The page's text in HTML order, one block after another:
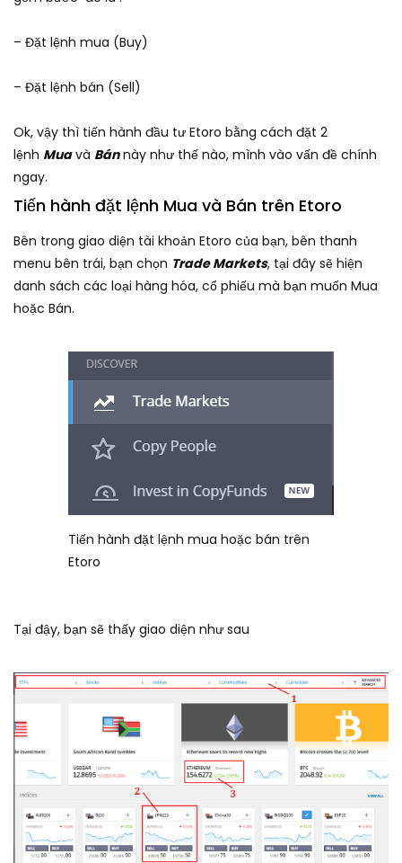
– Đặt lệnh mua (Buy)
– Đặt lệnh bán (Sell)
Ok, vậy thì tiến hành đầu tư Etoro bằng cách đặt 2
lệnh Mua và Bán này như thế nào, mình vào vấn đề chính
ngay.
Tiến hành đặt lệnh Mua và Bán trên Etoro
Bên trong giao diện tài khoản Etoro của bạn, bên thanh
menu bên trái, bạn chọn Trade Markets, tại đây sẽ hiện
danh sách các loại hàng hóa, cổ phiếu mà bạn muốn Mua
hoặc Bán.
Tiến hành đặt lệnh mua hoặc bán trên
Etoro
Tại đậy, bạn sẽ thấy giao diện như sau